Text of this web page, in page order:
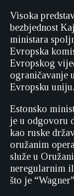
Visoka
bezbjednost
ministara
Evropska
Evropskog
ograničavanje
Evropsku uniju.
Estonsko
je u odgovoru
kao ruske
oružanim
služe u
neregularnim
što je